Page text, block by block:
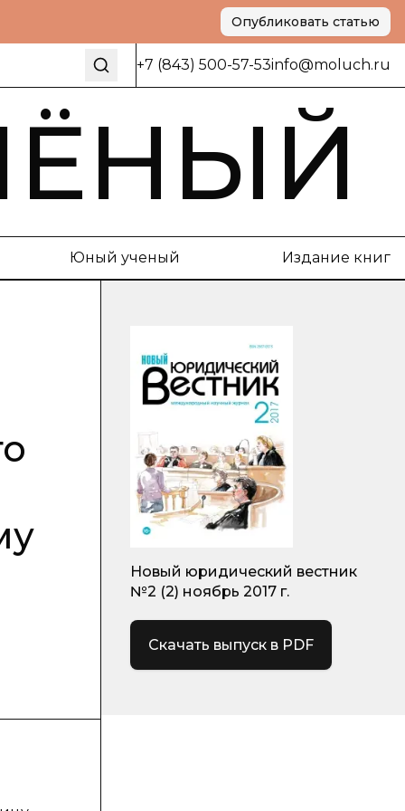
Опубликовать статью
+7 (843) 500-57-53info@moluch.ru
Юный ученый Издание книг
Новый юридический вестник
№2 (2) ноябрь 2017 г.
Скачать выпуск в PDF